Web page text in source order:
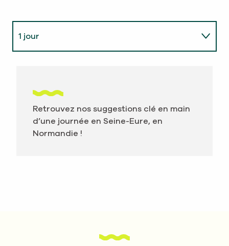
1 jour
Thématique
Retrouvez nos suggestions clé en main
d’une journée en Seine-Eure, en
Normandie !